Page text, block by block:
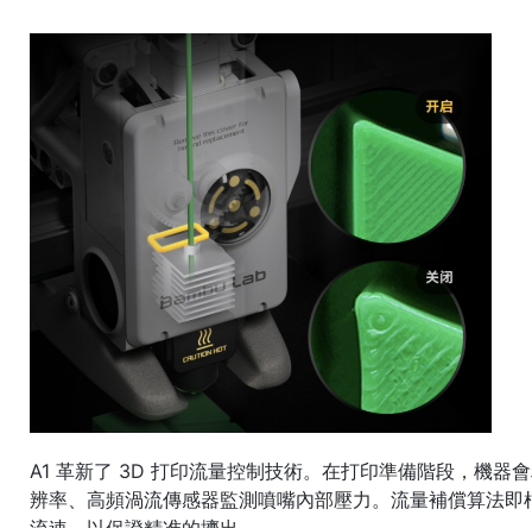
A1 革新了 3D 打印流量控制技術。在打印準備階段，機器
辨率、高頻渦流傳感器監測噴嘴內部壓力。流量補償算法